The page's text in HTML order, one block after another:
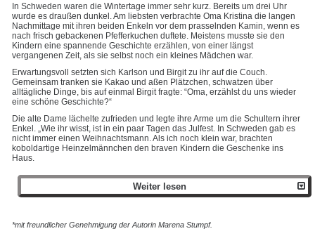
In Schweden waren die Wintertage immer sehr kurz. Bereits um drei Uhr
wurde es draußen dunkel. Am liebsten verbrachte Oma Kristina die langen
Nachmittage mit ihren beiden Enkeln vor dem prasselnden Kamin, wenn es
nach frisch gebackenen Pfefferkuchen duftete. Meistens musste sie den
Kindern eine spannende Geschichte erzählen, von einer längst
vergangenen Zeit, als sie selbst noch ein kleines Mädchen war.
Erwartungsvoll setzten sich Karlson und Birgit zu ihr auf die Couch.
Gemeinsam tranken sie Kakao und aßen Plätzchen, schwatzen über
alltägliche Dinge, bis auf einmal Birgit fragte: “Oma, erzählst du uns wieder
eine schöne Geschichte?“
Die alte Dame lächelte zufrieden und legte ihre Arme um die Schultern ihrer
Enkel. „Wie ihr wisst, ist in ein paar Tagen das Julfest. In Schweden gab es
nicht immer einen Weihnachtsmann. Als ich noch klein war, brachten
koboldartige Heinzelmännchen den braven Kindern die Geschenke ins
Haus.
Weiter lesen
*mit freundlicher Genehmigung der Autorin Marena Stumpf.